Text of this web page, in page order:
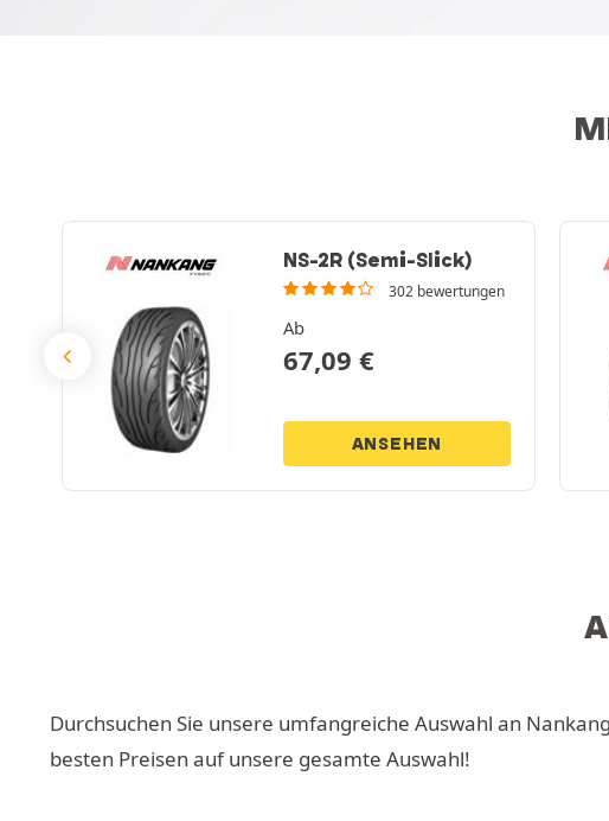
NS-2R(Semi-Slick)
302 bewertungen
Ab
67,09 €
ANSEHEN
Durchsuchen Sie unsere umfangreiche Auswahl an
besten Preisen auf unsere gesamte Auswahl!